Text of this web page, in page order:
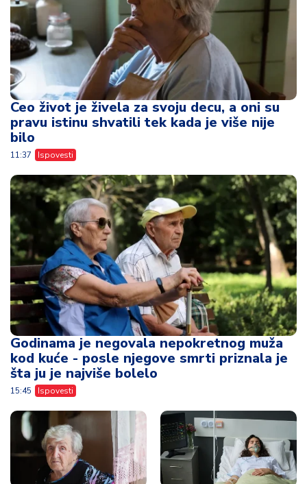
Ceo život je živela za svoju decu, a oni su
pravu istinu shvatili tek kada je više nije
bilo
11:37 Ispovesti
Godinama je negovala nepokretnog muža
kod kuće - posle njegove smrti priznala je
šta ju je najviše bolelo
15:45 Ispovesti